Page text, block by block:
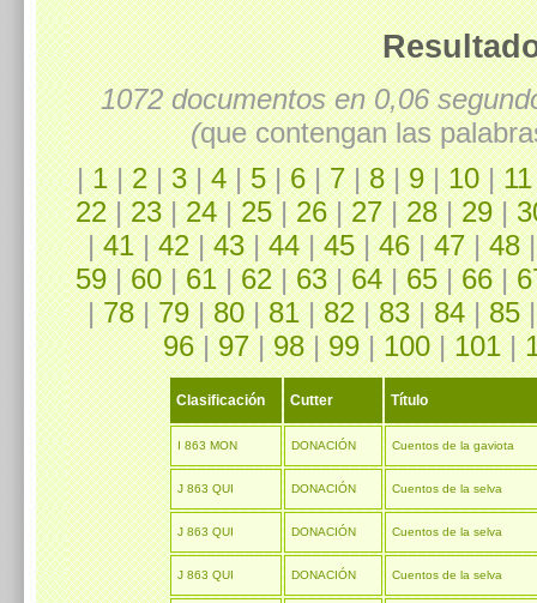
1072 documentos en 0,06
(que contengan las
|1|2|3|4|5|6|7|8|9|10|11
22|23|24|25|26|27|28|29|
|41|42|43|44|45|46|47|48
59|60|61|62|63|64|65|66|
|78|79|80|81|82|83|84|85
96|97|98|99|100|101|
Clasificación Cutter Título
I 863 MON DONACIÓN Cuentos de la gaviota
J 863 QUI DONACIÓN Cuentos de la selva
J 863 QUI DONACIÓN Cuentos de la selva
J 863 QUI DONACIÓN Cuentos de la selva